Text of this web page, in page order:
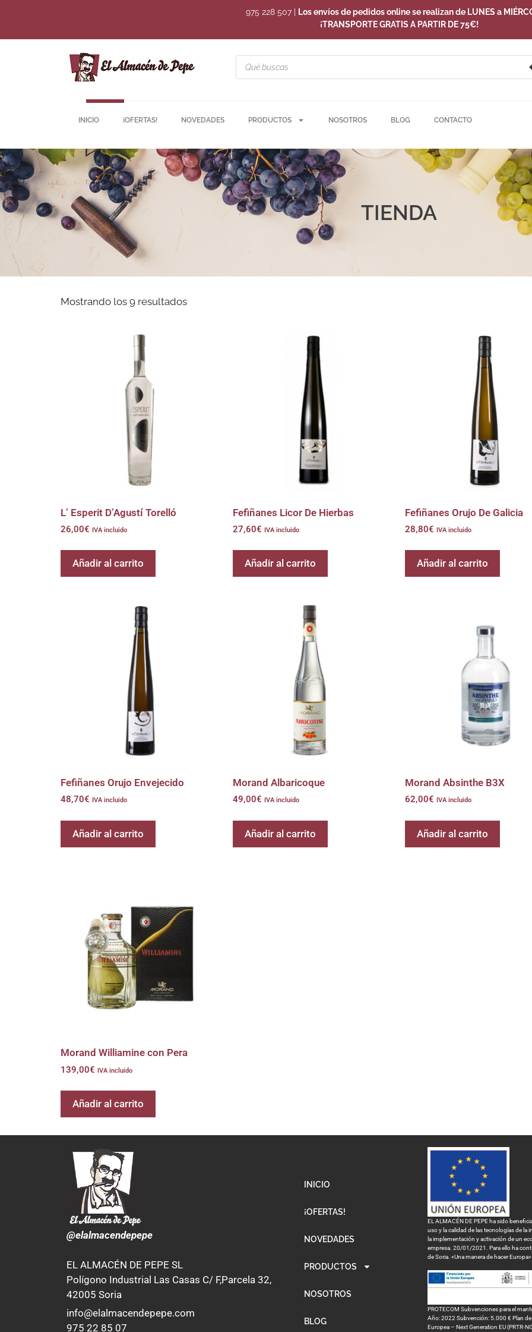
975 228 507
Los envíos de pedidos online se realizan de LUNES a
¡TRANSPORTE GRATIS A PARTIR DE 75€!
INICIO ¡OFERTAS! NOVEDADES PRODUCTOS NOSOTROS BLOG CONTACTO
TIENDA
Mostrando los 9 resultados
L’ Esperit D’Agustí Torelló
26,00€ IVA incluido
Añadir al carrito
Fefiñanes Licor De Hierbas
27,60€ IVA incluido
Añadir al carrito
Fefiñanes Orujo De Galicia
28,80€ IVA incluido
Añadir al carrito
Fefiñanes Orujo Envejecido
48,70€ IVA incluido
Añadir al carrito
Morand Albaricoque
49,00€ IVA incluido
Añadir al carrito
Morand Absinthe B3X
62,00€ IVA incluido
Añadir al carrito
Morand Williamine con Pera
139,00€ IVA incluido
Añadir al carrito
@elalmacendepepe
EL ALMACÉN DE PEPE SL
Polígono Industrial Las Casas C/ F,Parcela 32,
42005 Soria
info@elalmacendepepe.com
975 22 85 07
INICIO
¡OFERTAS!
NOVEDADES
PRODUCTOS
NOSOTROS
BLOG
EL ALMACÉN DE PEPE ha sido
uso y la calidad de las tecnologías de la
la implementación y activación de un
empresa. 20/01/2021. Para ello ha
de Soria. «Una manera de hacer Europa»
PROTECOM Subvenciones para el
Año: 2022 Subvención: 5.000 € Plan
Europea – Next Generation EU (PRTR-